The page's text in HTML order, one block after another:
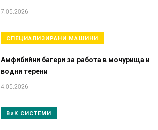
7.05.2026
СПЕЦИАЛИЗИРАНИ МАШИНИ
Амфибийни багери за работа в мочурища и
водни терени
4.05.2026
ВиК СИСТЕМИ